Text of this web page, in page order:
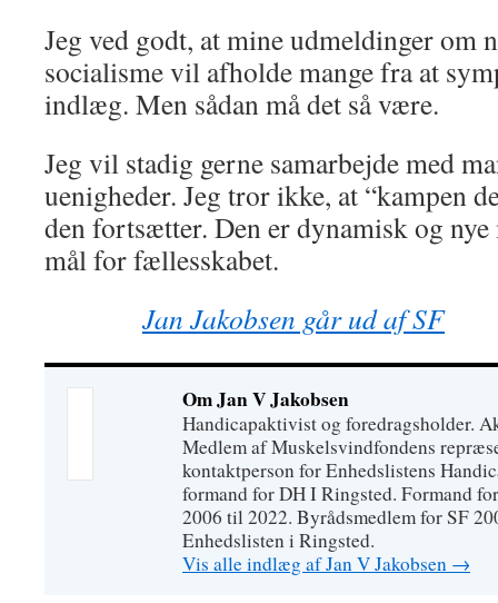
Jeg ved godt, at mine udmeldinger om
socialisme vil afholde mange fra at
indlæg. Men sådan må det så være.
Jeg vil stadig gerne samarbejde med
uenigheder. Jeg tror ikke, at “kampen
den fortsætter. Den er dynamisk og
mål for fællesskabet.
Jan Jakobsen går ud af SF
Om Jan V Jakobsen
Handicapaktivist og foredragsholder.
Medlem af Muskelsvindfondens
kontaktperson for Enhedslistens
formand for DH I Ringsted. Formand
2006 til 2022. Byrådsmedlem for SF
Enhedslisten i Ringsted.
Vis alle indlæg af Jan V Jakobsen →